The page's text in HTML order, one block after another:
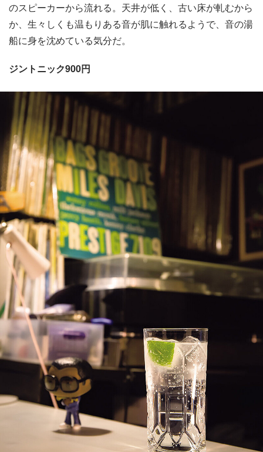
のスピーカーから流れる。天井が低く、古い床が軋むから
か、生々しくも温もりある音が肌に触れるようで、音の湯
船に身を沈めている気分だ。
ジントニック900円